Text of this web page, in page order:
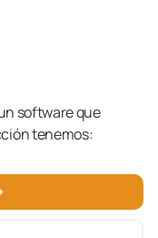
software que
tenemos: